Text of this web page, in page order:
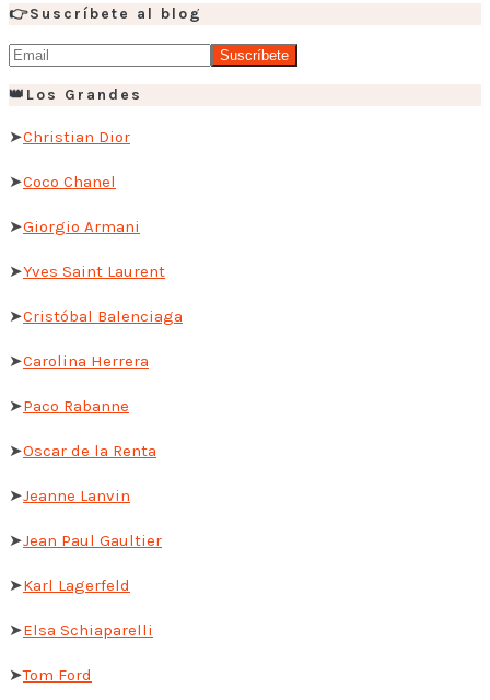
👉Suscríbete al blog
👑Los Grandes
➤Christian Dior
➤Coco Chanel
➤Giorgio Armani
➤Yves Saint Laurent
➤Cristóbal Balenciaga
➤Carolina Herrera
➤Paco Rabanne
➤Oscar de la Renta
➤Jeanne Lanvin
➤Jean Paul Gaultier
➤Karl Lagerfeld
➤Elsa Schiaparelli
➤Tom Ford